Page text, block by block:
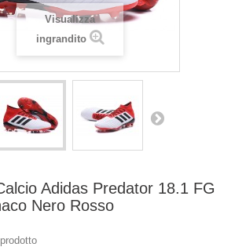
Visualizza
ingrandito
Adidas Predator 18.1 FG
Nero Rosso